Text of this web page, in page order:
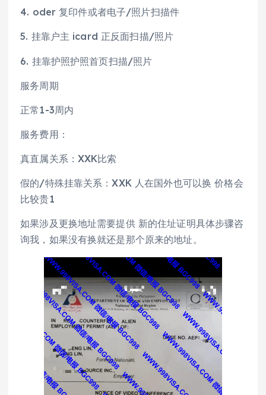
4. oder 复印件或者电子/照片扫描件
5. 挂靠户主 icard 正反面扫描/照片
6. 挂靠护照护照首页扫描/照片
服务周期
正常1-3周内
服务费用：
真直属关系：XXK比索
假的/特殊挂靠关系：XXK 人在国外也可以换 价格会
比较贵1
如果涉及更换地址需要提供 新的住址证明具体步骤咨
询我，如果没有换就还是那个原来的地址。